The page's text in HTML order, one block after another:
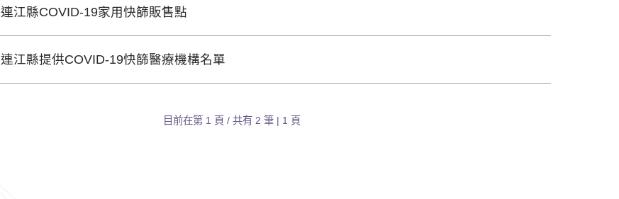
連江縣COVID-19家用快篩販售點
連江縣提供COVID-19快篩醫療機構名單
目前在第 1 頁 / 共有 2 筆 | 1 頁